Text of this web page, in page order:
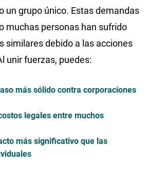
un grupo único. Estas demandas
muchas personas han sufrido
similares debido a las acciones
unir fuerzas, puedes:
más sólido contra corporaciones
legales entre muchos
más significativo que las